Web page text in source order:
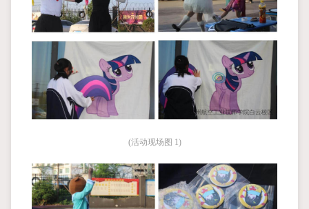
(活动现场图 1)